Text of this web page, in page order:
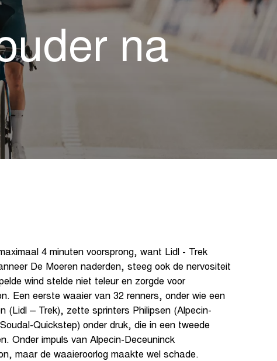
na
4 minuten voorsprong, want Lidl - Trek
De Moeren naderden, steeg ook de nervositeit
wind stelde niet teleur en zorgde voor
Een eerste waaier van 32 renners, onder wie een
(Lidl – Trek), zette sprinters Philipsen (Alpecin-
Quickstep) onder druk, die in een tweede
Onder impuls van Alpecin-Deceuninck
maar de waaieroorlog maakte wel schade.